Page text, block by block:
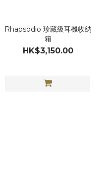
Rhapsodio 珍藏級耳機收納
箱
HK$3,150.00